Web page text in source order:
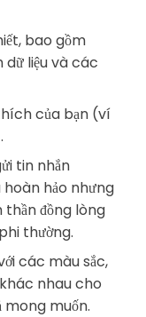
bao gồm
liệu và các
của bạn (ví
tin nhắn
hoàn hảo nhưng
đồng lòng
thường.
các màu sắc,
nhau cho
mong muốn.